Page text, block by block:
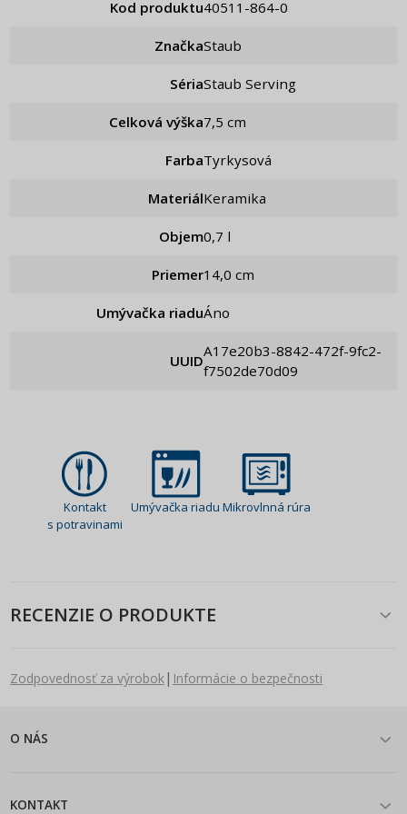
Kod produktu 40511-864-0
Značka Staub
Séria Staub Serving
Celková výška 7,5 cm
Farba Tyrkysová
Materiál Keramika
Objem 0,7 l
Priemer 14,0 cm
Umývačka riadu Áno
UUID
a17e20b3-8842-472f-9fc2-
f7502de70d09
Kontakt
s potravinami
Umývačka riadu Mikrovlnná rúra
RECENZIE O PRODUKTE
Zodpovednosť za výrobok| Informácie o bezpečnosti
O NÁS
KONTAKT